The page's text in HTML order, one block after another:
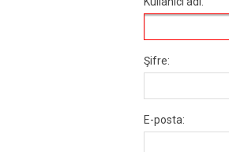
Şifre:
E-posta: